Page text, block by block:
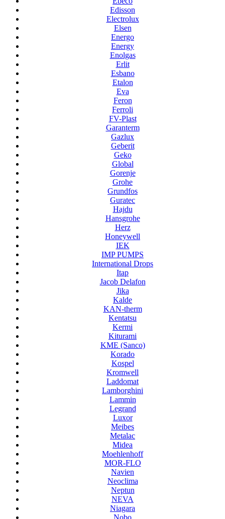
Edisson
Electrolux
Elsen
Energo
Energy
Enolgas
Erlit
Esbano
Etalon
Eva
Feron
Ferroli
FV-Plast
Garanterm
Gazlux
Geberit
Geko
Global
Gorenje
Grohe
Grundfos
Guratec
Hajdu
Hansgrohe
Herz
Honeywell
IEK
IMP PUMPS
International Drops
Itap
Jacob Delafon
Jika
Kalde
KAN-therm
Kentatsu
Kermi
Kiturami
KME (Sanco)
Korado
Kospel
Kromwell
Laddomat
Lamborghini
Lammin
Legrand
Luxor
Meibes
Metalac
Midea
Moehlenhoff
MOR-FLO
Navien
Neoclima
Neptun
NEVA
Niagara
Nobo